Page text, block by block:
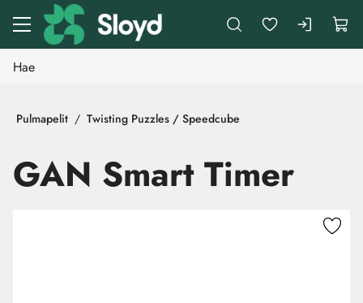
Siirry pääsisältöön
Pulmapelit Twisting Puzzles / Speedcube
GAN Smart Timer